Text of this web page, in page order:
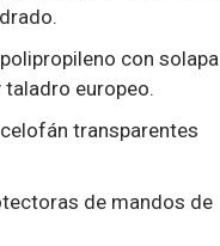
con solapa
taladro europeo.
transparentes
de mandos de